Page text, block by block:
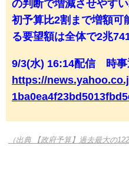
の判断で増減させやす
初予算比2割まで増額可
る要望額は全体で2兆
9/3(水) 16:14配信 時事
https://
（出典 【政府予算】過去最大の